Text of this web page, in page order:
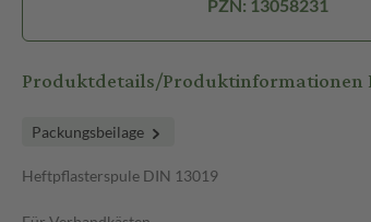
PZN: 13058231
Produktdetails/Produktinformationen
Packungsbeilage
Heftpflasterspule DIN 13019